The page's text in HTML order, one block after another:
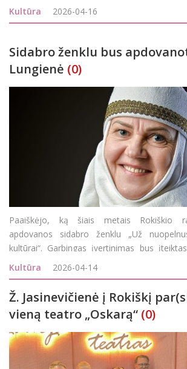
barometru, ši iniciatyva skatina dialogą tarp
literatūros eks
Kultūra 2026-04-16
Sidabro ženklu bus
Lungienė (0)
Paaiškėjo, ką šiais metais Rokiškio
apdovanos sidabro ženklu „Už
kultūrai“. Garbingas įvertinimas bus
centro folkloro ansamblio „Gastauta“ vadovei
Kultūra 2026-04-14
Ž. Jasinevičienė į Rokiškį
vieną teatro „Oskarą“ (0)